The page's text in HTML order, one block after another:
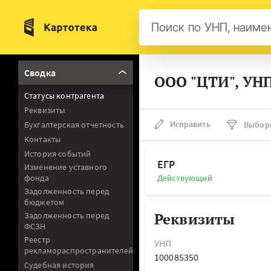
Сводка
Статусы контрагента
Реквизиты
Бухгалтерская отчетность
Контакты
История событий
Изменение уставного
фонда
Задолженность перед
бюджетом
Задолженность перед
ФСЗН
Реестр
рекламораспространителей
Судебная история
ООО "ЦТИ", УНП
Исправить
ЕГР
Действующий
Реквизиты
УНП
100085350